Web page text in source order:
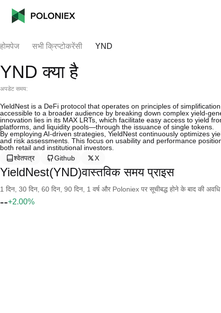
होमपेज सभी क्रिप्टोकरेंसी YND
YND क्या है
अपडेट समय:
YieldNest is a DeFi protocol that operates on principles of
accessible to a broader audience by breaking down complex yield-
innovation lies in its MAX LRTs, which facilitate easy access to yield
platforms, and liquidity pools—through the issuance of single tokens.
By employing AI-driven strategies, YieldNest continuously optimizes
and risk assessments. This focus on usability and performance
both retail and institutional investors.
श्वेतपत्र
Github X
YieldNest(YND)वास्तविक समय प्राइस
1 दिन, 30 दिन, 60 दिन, 90 दिन, 1 वर्ष और Poloniex पर सूचीबद्ध होने के बाद की
--+2.00%